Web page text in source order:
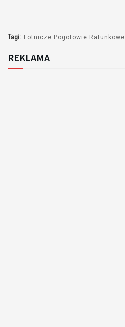
Tagi: Lotnicze Pogotowie Ratunkowe
REKLAMA